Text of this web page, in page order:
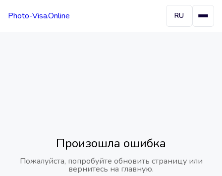
Photo-Visa.Online RU
Произошла ошибка
Пожалуйста, попробуйте обновить страницу или
вернитесь на главную.